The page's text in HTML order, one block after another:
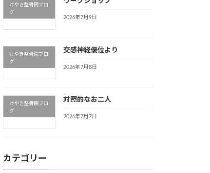
けやき整骨院ブロ
グ
2026年7月9日
けやき整骨院ブロ
グ
交感神経優位より
2026年7月8日
けやき整骨院ブロ
グ
対照的なお二人
2026年7月7日
カテゴリー